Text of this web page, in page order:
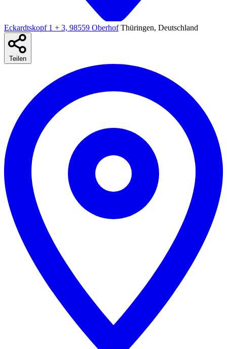
Eckardtskopf 1 + 3, 98559 Oberhof Thüringen, Deutschland
Teilen